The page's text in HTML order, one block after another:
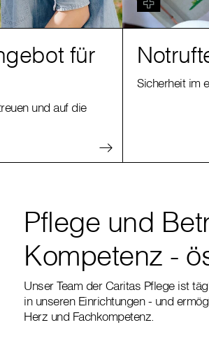
für
und auf die
Sicherheit im
Pflege und
Kompetenz -
Unser Team der Caritas Pflege ist
in unseren Einrichtungen - und
Herz und Fachkompetenz.